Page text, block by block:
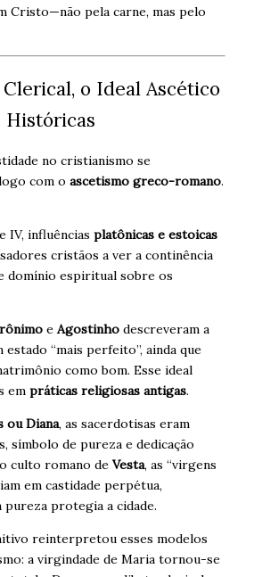
Cristo—não pela carne, mas pelo
o Ideal Ascético
Históricas
no cristianismo se
com o ascetismo greco-romano.
IV, influências platônicas e estoicas
cristãos a ver a continência
domínio espiritual sobre os
e Agostinho descreveram a
“mais perfeito”, ainda que
como bom. Esse ideal
em práticas religiosas antigas.
ou Diana, as sacerdotisas eram
símbolo de pureza e dedicação
culto romano de Vesta, as “virgens
em castidade perpétua,
pureza protegia a cidade.
reinterpretou esses modelos
a virgindade de Maria tornou-se